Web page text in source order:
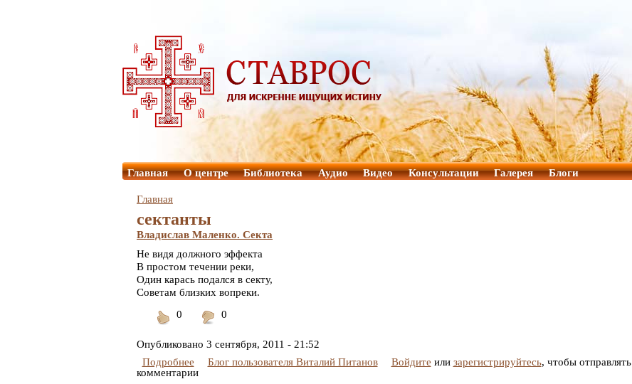
Главная О центре Библиотека Аудио Видео Консультации Галерея Блоги
Главная
сектанты
Владислав Маленко. Секта
Не видя должного эффекта
В простом течении реки,
Один карась подался в секту,
Советам близких вопреки.
0
понравилось
0
Опубликовано 3 сентября, 2011 - 21:52
Подробнее
Блог пользователя Виталий Питанов Войдите или зарегистрируйтесь, чтобы отправлять
комментарии